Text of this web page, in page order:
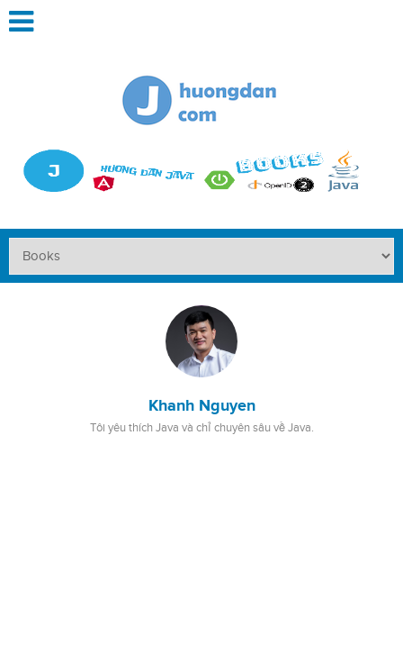
Khanh Nguyen
Tôi yêu thích Java và chỉ chuyên sâu về Java.